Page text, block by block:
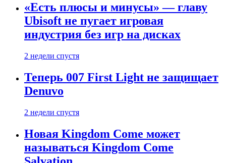
«Есть плюсы и минусы» — главу
Ubisoft не пугает игровая
индустрия без игр на дисках
2 недели спустя
Теперь 007 First Light не защищает
Denuvo
2 недели спустя
Новая Kingdom Come может
называться Kingdom Come